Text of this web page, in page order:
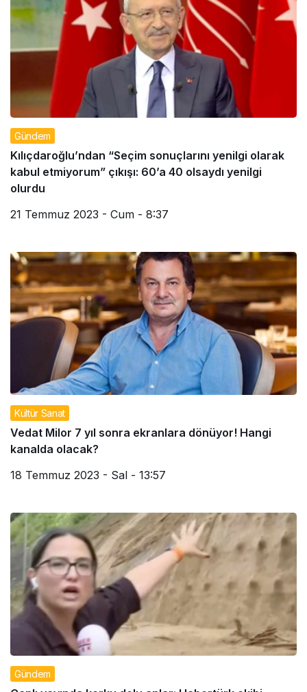
Gündem
Kılıçdaroğlu’ndan “Seçim sonuçlarını yenilgi olarak
kabul etmiyorum” çıkışı: 60’a 40 olsaydı yenilgi
olurdu
21 Temmuz 2023 - Cum - 8:37
Kültür Sanat
Vedat Milor 7 yıl sonra ekranlara dönüyor! Hangi
kanalda olacak?
18 Temmuz 2023 - Sal - 13:57
Gündem